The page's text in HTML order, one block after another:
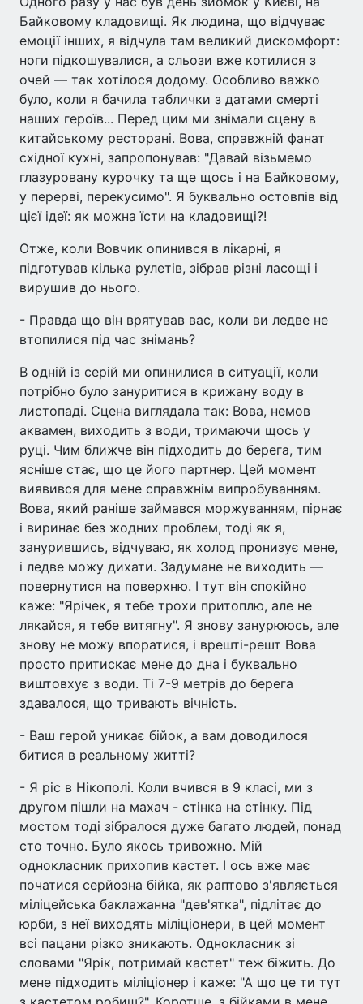
Байковому кладовищі. Як людина, що відчуває
емоції інших, я відчула там великий дискомфорт:
ноги підкошувалися, а сльози вже котилися з
очей — так хотілося додому. Особливо важко
було, коли я бачила таблички з датами смерті
наших героїв... Перед цим ми знімали сцену в
китайському ресторані. Вова, справжній фанат
східної кухні, запропонував: "Давай візьмемо
глазуровану курочку та ще щось і на Байковому,
у перерві, перекусимо". Я буквально остовпів від
цієї ідеї: як можна їсти на кладовищі?!
Отже, коли Вовчик опинився в лікарні, я
підготував кілька рулетів, зібрав різні ласощі і
вирушив до нього.
- Правда що він врятував вас, коли ви ледве не
втопилися під час знімань?
В одній із серій ми опинилися в ситуації, коли
потрібно було зануритися в крижану воду в
листопаді. Сцена виглядала так: Вова, немов
аквамен, виходить з води, тримаючи щось у
руці. Чим ближче він підходить до берега, тим
ясніше стає, що це його партнер. Цей момент
виявився для мене справжнім випробуванням.
Вова, який раніше займався моржуванням, пірнає
і виринає без жодних проблем, тоді як я,
занурившись, відчуваю, як холод пронизує мене,
і ледве можу дихати. Задумане не виходить —
повернутися на поверхню. І тут він спокійно
каже: "Ярічек, я тебе трохи притоплю, але не
лякайся, я тебе витягну". Я знову занурююсь, але
знову не можу впоратися, і врешті-решт Вова
просто притискає мене до дна і буквально
виштовхує з води. Ті 7-9 метрів до берега
здавалося, що тривають вічність.
- Ваш герой уникає бійок, а вам доводилося
битися в реальному житті?
- Я ріс в Нікополі. Коли вчився в 9 класі, ми з
другом пішли на махач - стінка на стінку. Під
мостом тоді зібралося дуже багато людей, понад
сто точно. Було якось тривожно. Мій
однокласник прихопив кастет. І ось вже має
початися серйозна бійка, як раптово з'являється
міліцейська баклажанна "дев'ятка", підлітає до
юрби, з неї виходять міліціонери, в цей момент
всі пацани різко зникають. Однокласник зі
словами "Ярік, потримай кастет" теж біжить. До
мене підходить міліціонер і каже: "А що це ти тут